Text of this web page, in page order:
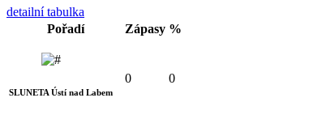
detailní tabulka
Pořadí
Zápasy %
SLUNETA Ústí nad Labem
0 0